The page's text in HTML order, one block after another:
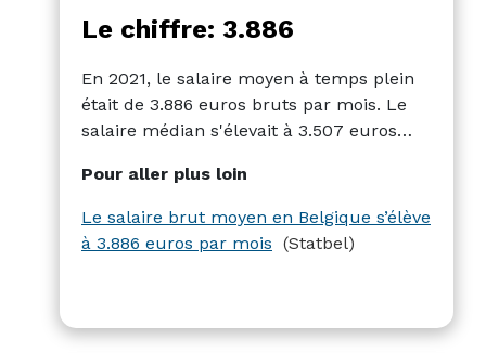
Le chiffre: 3.886
En 2021, le salaire moyen à temps plein
était de 3.886 euros bruts par mois. Le
salaire médian s'élevait à 3.507 euros
Pour aller plus loin
Le salaire brut moyen en Belgique s’élève
à 3.886 euros par mois (Statbel)